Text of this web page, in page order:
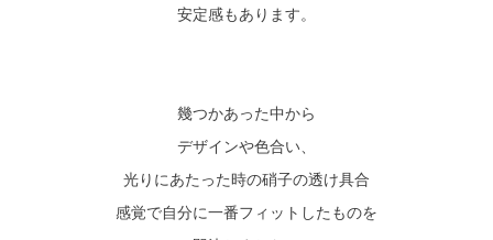
安定感もあります。
幾つかあった中から
デザインや色合い、
光りにあたった時の硝子の透け具合
感覚で自分に一番フィットしたものを